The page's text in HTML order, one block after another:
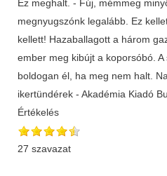
Értékelés
27 szavazat